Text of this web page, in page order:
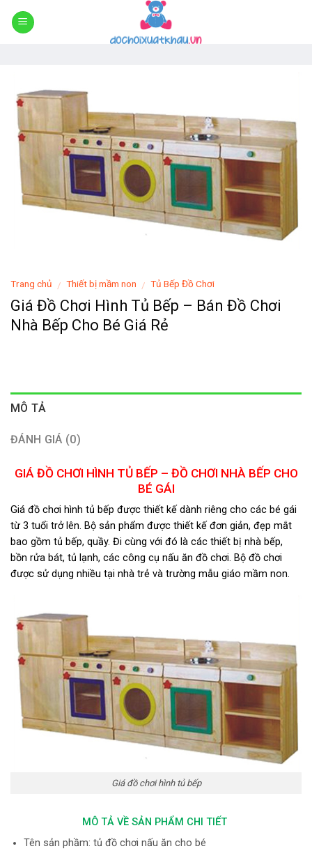
Skip
Trang chủ / Thiết bị mầm non / Tủ Bếp Đồ Chơi
Giá Đồ Chơi Hình Tủ Bếp – Bán Đồ Chơi
Nhà Bếp Cho Bé Giá Rẻ
MÔ TẢ
ĐÁNH GIÁ (0)
GIÁ ĐỒ CHƠI HÌNH TỦ BẾP – ĐỒ CHƠI NHÀ BẾP CHO
BÉ GÁI
Giá đồ chơi hình tủ bếp được thiết kế dành riêng cho các bé gái
từ 3 tuổi trở lên. Bộ sản phẩm được thiết kế đơn giản, đẹp mắt
bao gồm tủ bếp, quầy. Đi cùng với đó là các thiết bị nhà bếp,
bồn rửa bát, tủ lạnh, các công cụ nấu ăn đồ chơi. Bộ đồ chơi
được sử dụng nhiều tại nhà trẻ và trường mẫu giáo mầm non.
Giá đồ chơi hình tủ bếp
MÔ TẢ VỀ SẢN PHẨM CHI TIẾT
Tên sản phầm: tủ đồ chơi nấu ăn cho bé